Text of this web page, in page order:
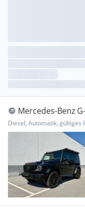
Mercedes-Benz
Diesel, Automatik, gültiges